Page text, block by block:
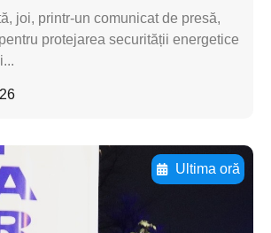
joi, printr-un comunicat de presă,
protejarea securității energetice
Ultima oră
aici textul pentru